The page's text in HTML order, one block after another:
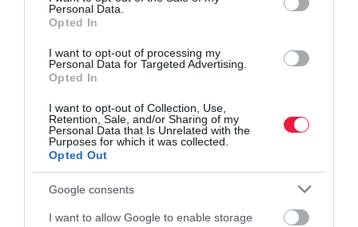
Personal Data.
Opted In
I want to opt-out of processing my
Personal Data for Targeted Advertising.
Opted In
I want to opt-out of Collection, Use,
Retention, Sale, and/or Sharing of my
Personal Data that Is Unrelated with the
Purposes for which it was collected.
Opted Out
Google consents
I want to allow Google to enable storage